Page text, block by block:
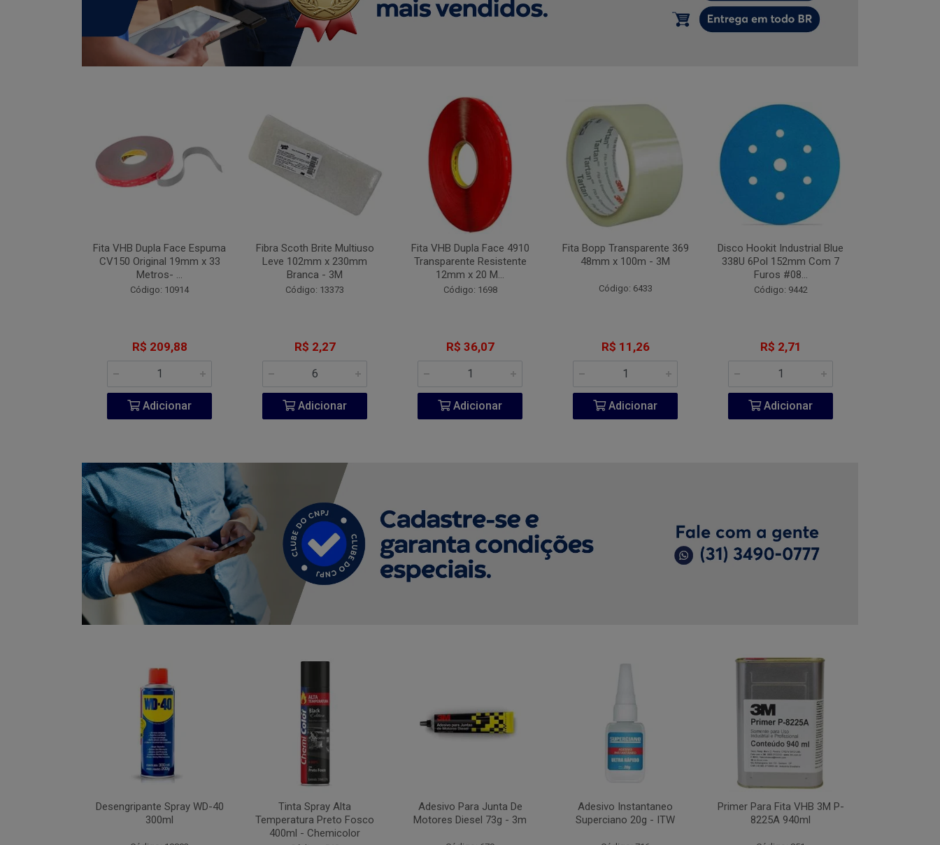
Fita VHB Dupla Face Espuma
CV150 Original 19mm x 33
Metros- ...
Código: 10914
R$ 209,88
Adicionar
Fibra Scoth Brite Multiuso
Leve 102mm x 230mm
Branca - 3M
Código: 13373
R$ 2,27
Adicionar
Fita VHB Dupla Face 4910
Transparente Resistente
12mm x 20 M...
Código: 1698
R$ 36,07
Adicionar
Fita Bopp Transparente 369
48mm x 100m - 3M
Código: 6433
R$ 11,26
Adicionar
Disco Hookit Industrial Blue
338U 6Pol 152mm Com 7
Furos #08...
Código: 9442
R$ 2,71
Adicionar
Desengripante Spray WD-40
300ml
Tinta Spray Alta
Temperatura Preto Fosco
400ml - Chemicolor
Adesivo Para Junta De
Motores Diesel 73g - 3m
Adesivo Instantaneo
Superciano 20g - ITW
Primer Para Fita VHB 3M P-
8225A 940ml